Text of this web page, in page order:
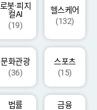
로봇·피지
컬AI
(19)
헬스케어
(132)
문화관광
(36)
스포츠
(15)
법률
금융